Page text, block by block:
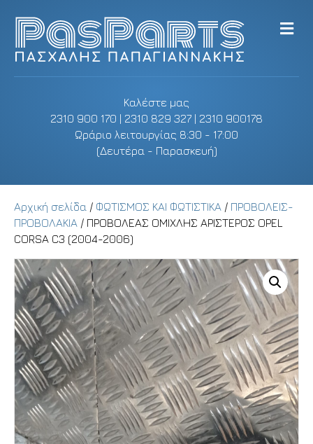
Καλέστε μας
2310 900 170 | 2310 829 327 | 2310 900178
Ωράριο λειτουργίας 8:30 - 17:00
(Δευτέρα - Παρασκευή)
M
e
Αρχική σελίδα / ΦΩΤΙΣΜΟΣ ΚΑΙ ΦΩΤΙΣΤΙΚΑ / ΠΡΟΒΟΛΕΙΣ-
ΠΡΟΒΟΛΑΚΙΑ / ΠΡΟΒΟΛΕΑΣ ΟΜΙΧΛΗΣ ΑΡΙΣΤΕΡΟΣ OPEL
CORSA C3 (2004-2006)